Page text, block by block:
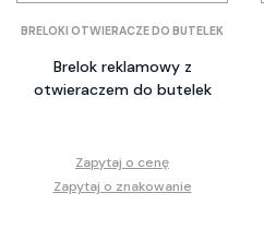
BRELOKI OTWIERACZE DO BUTELEK
Brelok reklamowy z
otwieraczem do butelek
Zapytaj o cenę
Zapytaj o znakowanie